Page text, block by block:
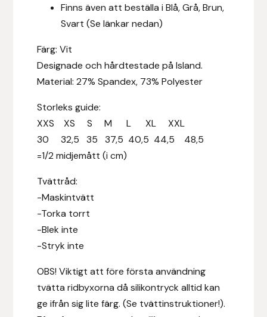
Finns även att beställa i Blå, Grå, Brun,
Svart (Se länkar nedan)
Färg: Vit
Designade och hårdtestade på Island.
Material: 27% Spandex, 73% Polyester
Storleks guide:
XXS XS S M L XL XXL
30 32,5 35 37,5 40,5 44,5 48,5
=1/2 midjemått (i cm)
Tvättråd:
-Maskintvätt
-Torka torrt
-Blek inte
-Stryk inte
OBS! Viktigt att före första användning
tvätta ridbyxorna då silikontryck alltid kan
ge ifrån sig lite färg. (Se tvättinstruktioner!).
Hansbo Sport
Hesta Gallery
Horse Guard
HRÍMNIR
Iceland Pet
IceTack
Islandshästspecialisten